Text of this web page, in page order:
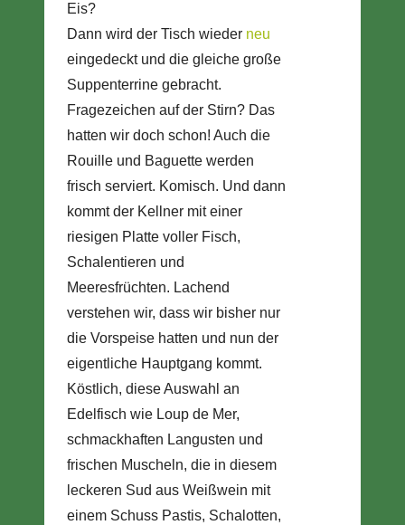
Eis?
Dann wird der Tisch wieder neu
eingedeckt und die gleiche große
Suppenterrine gebracht.
Fragezeichen auf der Stirn? Das
hatten wir doch schon! Auch die
Rouille und Baguette werden
frisch serviert. Komisch. Und dann
kommt der Kellner mit einer
riesigen Platte voller Fisch,
Schalentieren und
Meeresfrüchten. Lachend
verstehen wir, dass wir bisher nur
die Vorspeise hatten und nun der
eigentliche Hauptgang kommt.
Köstlich, diese Auswahl an
Edelfisch wie Loup de Mer,
schmackhaften Langusten und
frischen Muscheln, die in diesem
leckeren Sud aus Weißwein mit
einem Schuss Pastis, Schalotten,